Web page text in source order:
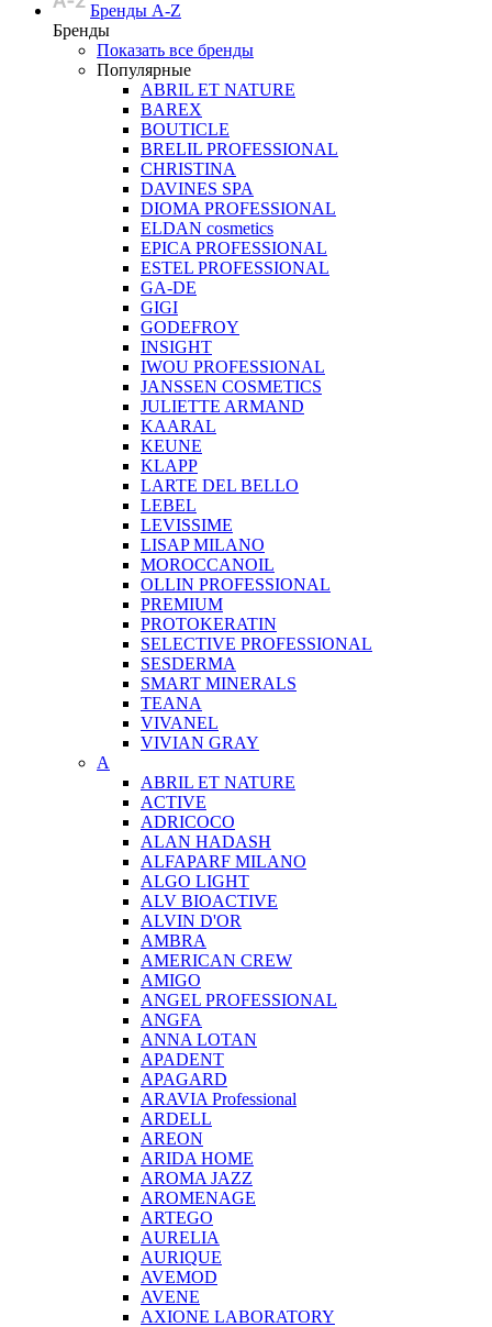
Бренды A-Z
Бренды
Показать все бренды
Популярные
ABRIL ET NATURE
BAREX
BOUTICLE
BRELIL PROFESSIONAL
CHRISTINA
DAVINES SPA
DIOMA PROFESSIONAL
ELDAN cosmetics
EPICA PROFESSIONAL
ESTEL PROFESSIONAL
GA-DE
GIGI
GODEFROY
INSIGHT
IWOU PROFESSIONAL
JANSSEN COSMETICS
JULIETTE ARMAND
KAARAL
KEUNE
KLAPP
LARTE DEL BELLO
LEBEL
LEVISSIME
LISAP MILANO
MOROCCANOIL
OLLIN PROFESSIONAL
PREMIUM
PROTOKERATIN
SELECTIVE PROFESSIONAL
SESDERMA
SMART MINERALS
TEANA
VIVANEL
VIVIAN GRAY
A
ABRIL ET NATURE
ACTIVE
ADRICOCO
ALAN HADASH
ALFAPARF MILANO
ALGO LIGHT
ALV BIOACTIVE
ALVIN D'OR
AMBRA
AMERICAN CREW
AMIGO
ANGEL PROFESSIONAL
ANGFA
ANNA LOTAN
APADENT
APAGARD
ARAVIA Professional
ARDELL
AREON
ARIDA HOME
AROMA JAZZ
AROMENAGE
ARTEGO
AURELIA
AURIQUE
AVEMOD
AVENE
AXIONE LABORATORY